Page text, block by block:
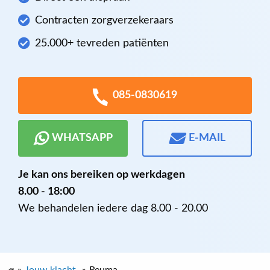
Contracten zorgverzekeraars
25.000+ tevreden patiënten
085-0830619
WHATSAPP E-MAIL
Je kan ons bereiken op werkdagen
8.00 - 18:00
We behandelen iedere dag 8.00 - 20.00